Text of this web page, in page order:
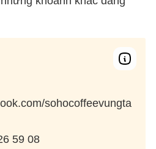
sohocoffeevungta
59 08